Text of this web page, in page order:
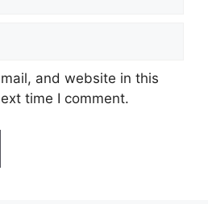
and website in this
time I comment.